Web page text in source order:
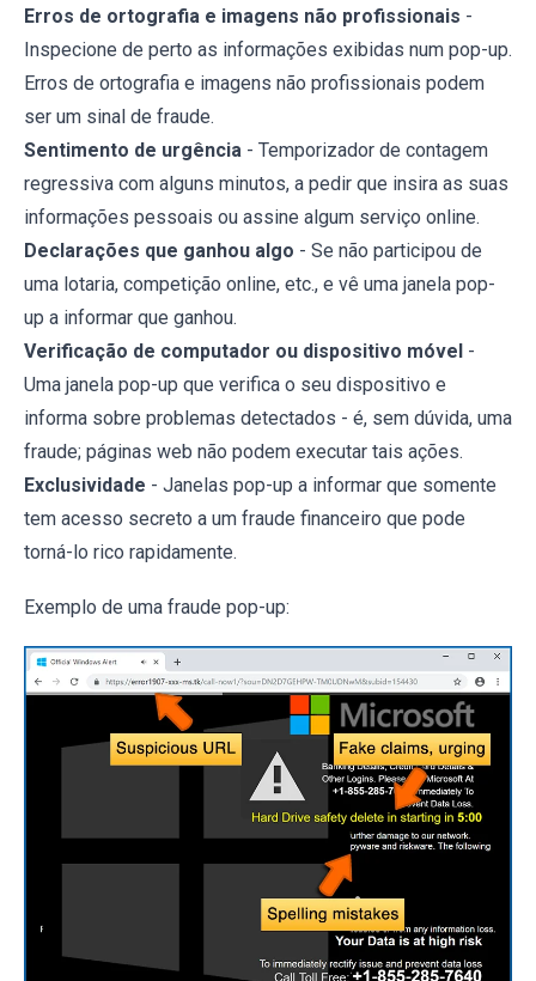
Erros de ortografia e imagens não profissionais -
Inspecione de perto as informações exibidas num pop-up.
Erros de ortografia e imagens não profissionais podem
ser um sinal de fraude.
Sentimento de urgência - Temporizador de contagem
regressiva com alguns minutos, a pedir que insira as suas
informações pessoais ou assine algum serviço online.
Declarações que ganhou algo - Se não participou de
uma lotaria, competição online, etc., e vê uma janela pop-
up a informar que ganhou.
Verificação de computador ou dispositivo móvel -
Uma janela pop-up que verifica o seu dispositivo e
informa sobre problemas detectados - é, sem dúvida, uma
fraude; páginas web não podem executar tais ações.
Exclusividade - Janelas pop-up a informar que somente
tem acesso secreto a um fraude financeiro que pode
torná-lo rico rapidamente.
Exemplo de uma fraude pop-up: